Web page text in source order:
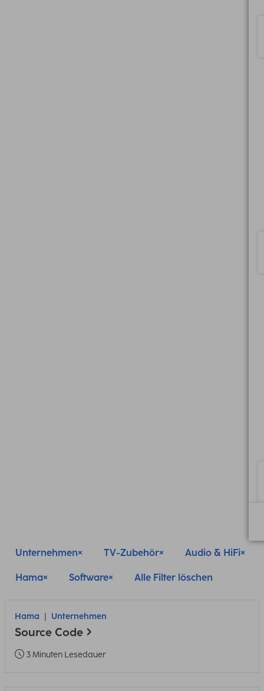
Unternehmen TV-Zubehör Audio & HiFi
Hama Software Alle Filter löschen
Hama Unternehmen
Source Code
3 Minuten Lesedauer